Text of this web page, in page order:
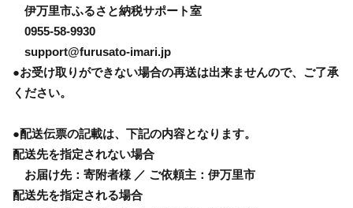
伊万里市ふるさと納税サポート室
0955-58-9930
support@furusato-imari.jp
●お受け取りができない場合の再送は出来ませんので、ご了承
ください。
●配送伝票の記載は、下記の内容となります。
配送先を指定されない場合
お届け先：寄附者様 ／ ご依頼主：伊万里市
配送先を指定される場合